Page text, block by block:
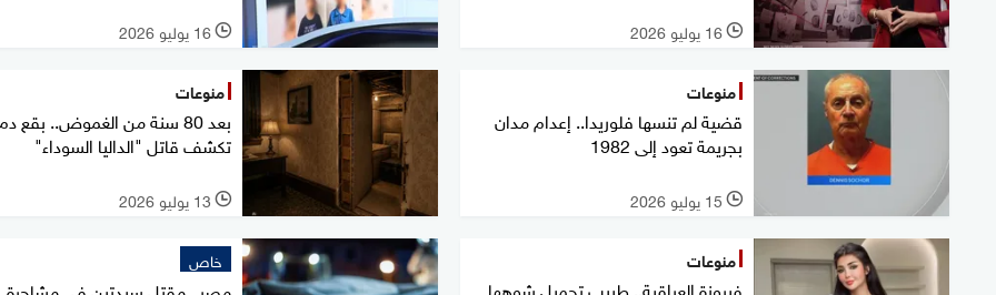
l 16 يوليو 2026 l 16 يوليو 2026
منوعات
قضية لم تنسها فلوريدا.. إعدام مدان
بجريمة تعود إلى 1982
l 15 يوليو 2026
منوعات
بعد 80 سنة من الغموض.. بقع
تكشف قاتل "الداليا السوداء"
l 13 يوليو 2026
منوعات
فيروزة العراقية.. طبيب تجميل شوهها
خاص